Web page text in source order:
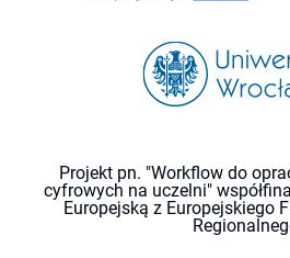
Projekt pn. "Workflow do
cyfrowych na uczelni"
Europejską z Europejskiego